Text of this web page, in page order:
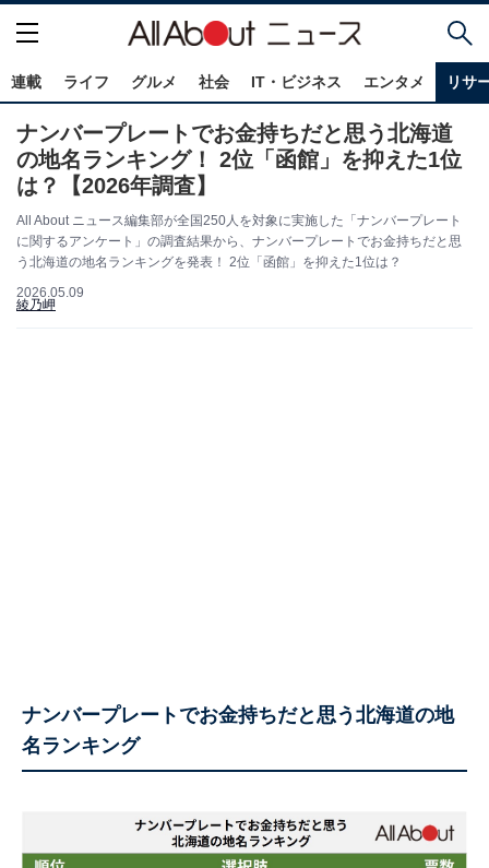
連載 ライフ グルメ 社会 IT・ビジネス エンタメ リサ
ナンバープレートでお金持ちだと思う北海道
の地名ランキング！ 2位「函館」を抑えた1位
は？【2026年調査】
All About ニュース編集部が全国250人を対象に実施した「ナンバープレート
に関するアンケート」の調査結果から、ナンバープレートでお金持ちだと思
う北海道の地名ランキングを発表！ 2位「函館」を抑えた1位は？
2026.05.09
綾乃岬
ナンバープレートでお金持ちだと思う北海道の地
名ランキング